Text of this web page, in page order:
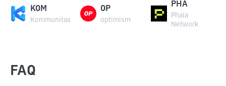
KOM
Kommunitas
OP
optimism
PHA
Phala
Network
FAQ